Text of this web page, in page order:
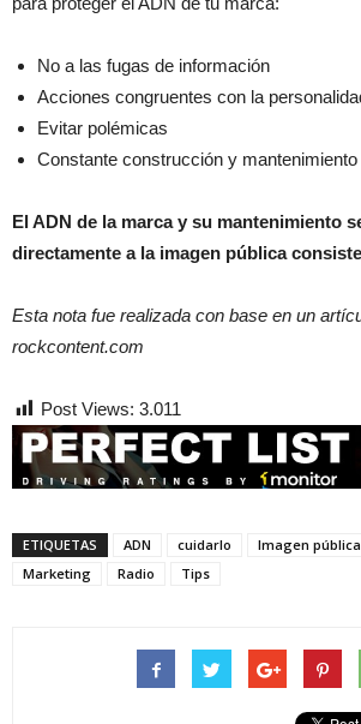
No a las fugas de información
Acciones congruentes con la
Evitar polémicas
Constante construcción y
El ADN de la marca y su mantenimiento
directamente a la imagen pública
Esta nota fue realizada con base en un
rockcontent.com
Post Views: 3.011
ETIQUETAS ADN cuidarlo Imagen pública
Marketing
Radio Tips